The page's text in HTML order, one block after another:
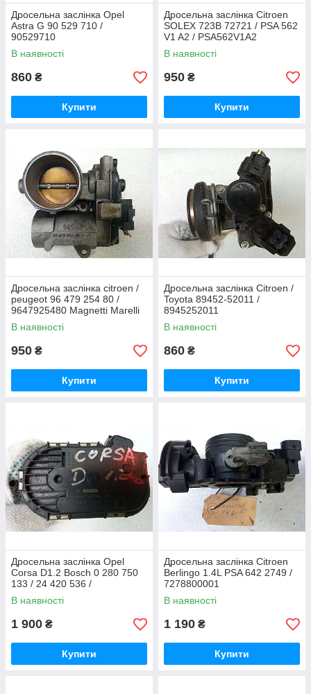
Дросельна заслінка Opel
Astra G 90 529 710 /
90529710
В наявності
860 ₴
Купити
Дросельна заслінка Citroen
SOLEX 723B 72721 / PSA 562
V1 A2 / PSA562V1A2
В наявності
950 ₴
Купити
Дросельна заслінка citroen /
peugeot 96 479 254 80 /
9647925480 Magnetti Marelli
В наявності
950 ₴
Купити
Дросельна заслінка Citroen /
Toyota 89452-52011 /
8945252011
В наявності
860 ₴
Купити
Дросельна заслінка Opel
Corsa D1.2 Bosch 0 280 750
133 / 24 420 536 /
0280750133
В наявності
1 900 ₴
Купити
Дросельна заслінка Citroen
Berlingo 1.4L PSA 642 2749 /
7278800001
В наявності
1 190 ₴
Купити